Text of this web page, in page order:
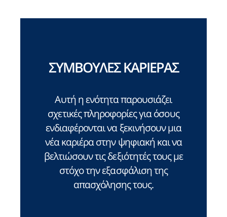
ΣΥΜΒΟΥΛΕΣ ΚΑΡΙΕΡΑΣ
Αυτή η ενότητα παρουσιάζει
σχετικές πληροφορίες για όσους
ενδιαφέρονται να ξεκινήσουν μια
νέα καριέρα στην ψηφιακή και να
βελτιώσουν τις δεξιότητές τους με
στόχο την εξασφάλιση της
απασχόλησης τους.